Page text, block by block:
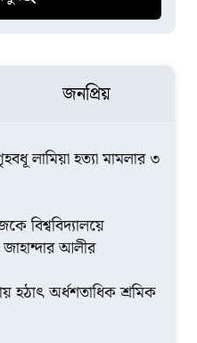
জনপ্রিয়
লামিয়া হত্যা মামলার ৩
বিশ্ববিদ্যালয়ে
আলীর
হঠাৎ অর্ধশতাধিক শ্রমিক